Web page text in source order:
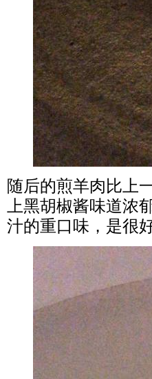
随后的煎羊肉比上
上黑胡椒酱味道浓
汁的重口味，是很